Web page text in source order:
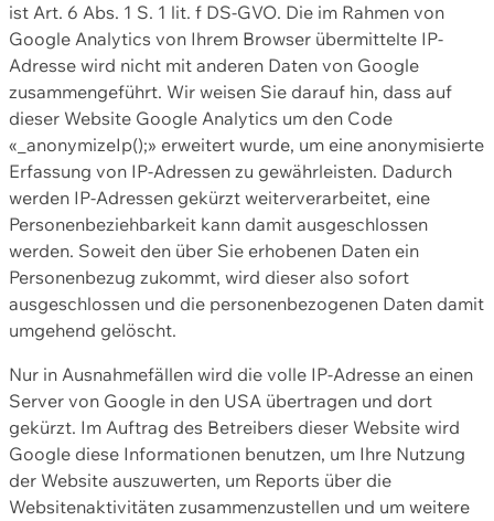
ist Art. 6 Abs. 1 S. 1 lit. f DS-GVO. Die im Rahmen von
Google Analytics von Ihrem Browser übermittelte IP-
Adresse wird nicht mit anderen Daten von Google
zusammengeführt. Wir weisen Sie darauf hin, dass auf
dieser Website Google Analytics um den Code
«_anonymizeIp();» erweitert wurde, um eine anonymisierte
Erfassung von IP-Adressen zu gewährleisten. Dadurch
werden IP-Adressen gekürzt weiterverarbeitet, eine
Personenbeziehbarkeit kann damit ausgeschlossen
werden. Soweit den über Sie erhobenen Daten ein
Personenbezug zukommt, wird dieser also sofort
ausgeschlossen und die personenbezogenen Daten damit
umgehend gelöscht.
Nur in Ausnahmefällen wird die volle IP-Adresse an einen
Server von Google in den USA übertragen und dort
gekürzt. Im Auftrag des Betreibers dieser Website wird
Google diese Informationen benutzen, um Ihre Nutzung
der Website auszuwerten, um Reports über die
Websitenaktivitäten zusammenzustellen und um weitere